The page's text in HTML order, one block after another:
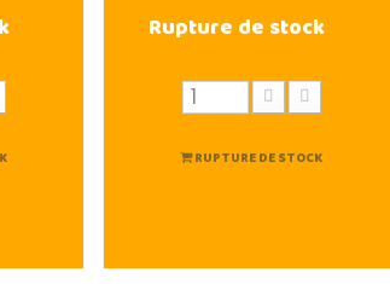
Rupture de stock
RUPTURE DE STOCK